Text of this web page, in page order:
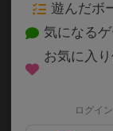
パン
遊んだボ
気になる
お気に入
ログイ